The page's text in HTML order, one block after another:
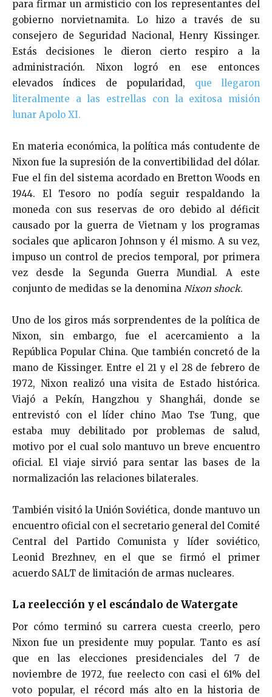
para firmar un armisticio con los representantes del
gobierno norvietnamita. Lo hizo a través de su
consejero de Seguridad Nacional, Henry Kissinger.
Estás decisiones le dieron cierto respiro a la
administración. Nixon logró en ese entonces
elevados índices de popularidad, que llegaron
literalmente a las estrellas con la exitosa misión
lunar Apolo XI.
En materia económica, la política más contudente de
Nixon fue la supresión de la convertibilidad del dólar.
Fue el fin del sistema acordado en Bretton Woods en
1944. El Tesoro no podía seguir respaldando la
moneda con sus reservas de oro debido al déficit
causado por la guerra de Vietnam y los programas
sociales que aplicaron Johnson y él mismo. A su vez,
impuso un control de precios temporal, por primera
vez desde la Segunda Guerra Mundial. A este
conjunto de medidas se la denomina Nixon shock.
Uno de los giros más sorprendentes de la política de
Nixon, sin embargo, fue el acercamiento a la
República Popular China. Que también concretó de la
mano de Kissinger. Entre el 21 y el 28 de febrero de
1972, Nixon realizó una visita de Estado histórica.
Viajó a Pekín, Hangzhou y Shanghái, donde se
entrevistó con el líder chino Mao Tse Tung, que
estaba muy debilitado por problemas de salud,
motivo por el cual solo mantuvo un breve encuentro
oficial. El viaje sirvió para sentar las bases de la
normalización las relaciones bilaterales.
También visitó la Unión Soviética, donde mantuvo un
encuentro oficial con el secretario general del Comité
Central del Partido Comunista y líder soviético,
Leonid Brezhnev, en el que se firmó el primer
acuerdo SALT de limitación de armas nucleares.
La reelección y el escándalo de Watergate
Por cómo terminó su carrera cuesta creerlo, pero
Nixon fue un presidente muy popular. Tanto es así
que en las elecciones presidenciales del 7 de
noviembre de 1972, fue reelecto con casi el 61% del
voto popular, el récord más alto en la historia de